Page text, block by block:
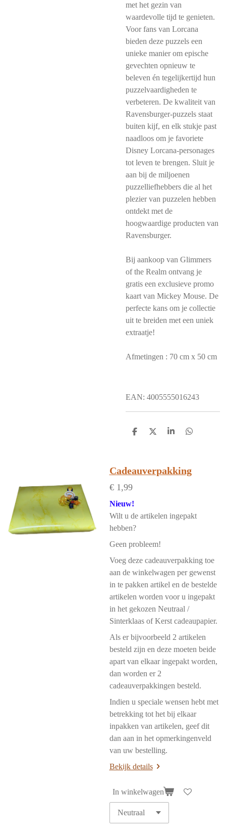
met het gezin van
waardevolle tijd te genieten.
Voor fans van Lorcana
bieden deze puzzels een
unieke manier om epische
gevechten opnieuw te
beleven én tegelijkertijd hun
puzzelvaardigheden te
verbeteren. De kwaliteit van
Ravensburger-puzzels staat
buiten kijf, en elk stukje past
naadloos om je favoriete
Disney Lorcana-personages
tot leven te brengen. Sluit je
aan bij de miljoenen
puzzelliefhebbers die al het
plezier van puzzelen hebben
ontdekt met de
hoogwaardige producten van
Ravensburger.
Bij aankoop van Glimmers
of the Realm ontvang je
gratis een exclusieve promo
kaart van Mickey Mouse. De
perfecte kans om je collectie
uit te breiden met een uniek
extraatje!
Afmetingen : 70 cm x 50 cm
EAN: 4005555016243
D
D
S
e
D
Cadeauverpakking
€ 1,99
Nieuw!
Wilt u de artikelen ingepakt
hebben?
Geen probleem!
Voeg deze cadeauverpakking toe
aan de winkelwagen per gewenst
in te pakken artikel en de bestelde
artikelen worden voor u ingepakt
in het gekozen Neutraal /
Sinterklaas of Kerst cadeaupapier.
Als er bijvoorbeeld 2 artikelen
besteld zijn en deze moeten beide
apart van elkaar ingepakt worden,
dan worden er 2
cadeauverpakkingen besteld.
Indien u speciale wensen hebt met
betrekking tot het bij elkaar
inpakken van artikelen, geef dit
dan aan in het opmerkingenveld
van uw bestelling.
Bekijk details
In winkelwagen